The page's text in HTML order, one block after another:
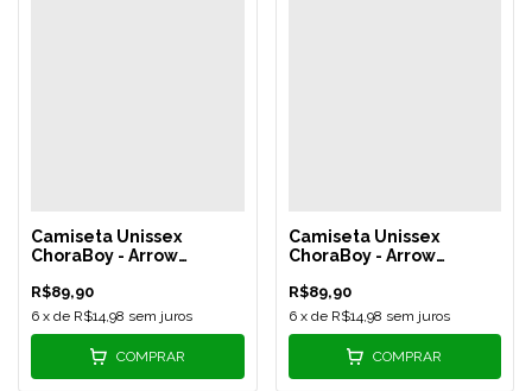
Camiseta Unissex
ChoraBoy - Arrow
553
R$89,90
6 x de R$14,98 sem juros
COMPRAR
Camiseta Unissex
ChoraBoy - Arrow
REF 554
R$89,90
6 x de R$14,98 sem juros
COMPRAR